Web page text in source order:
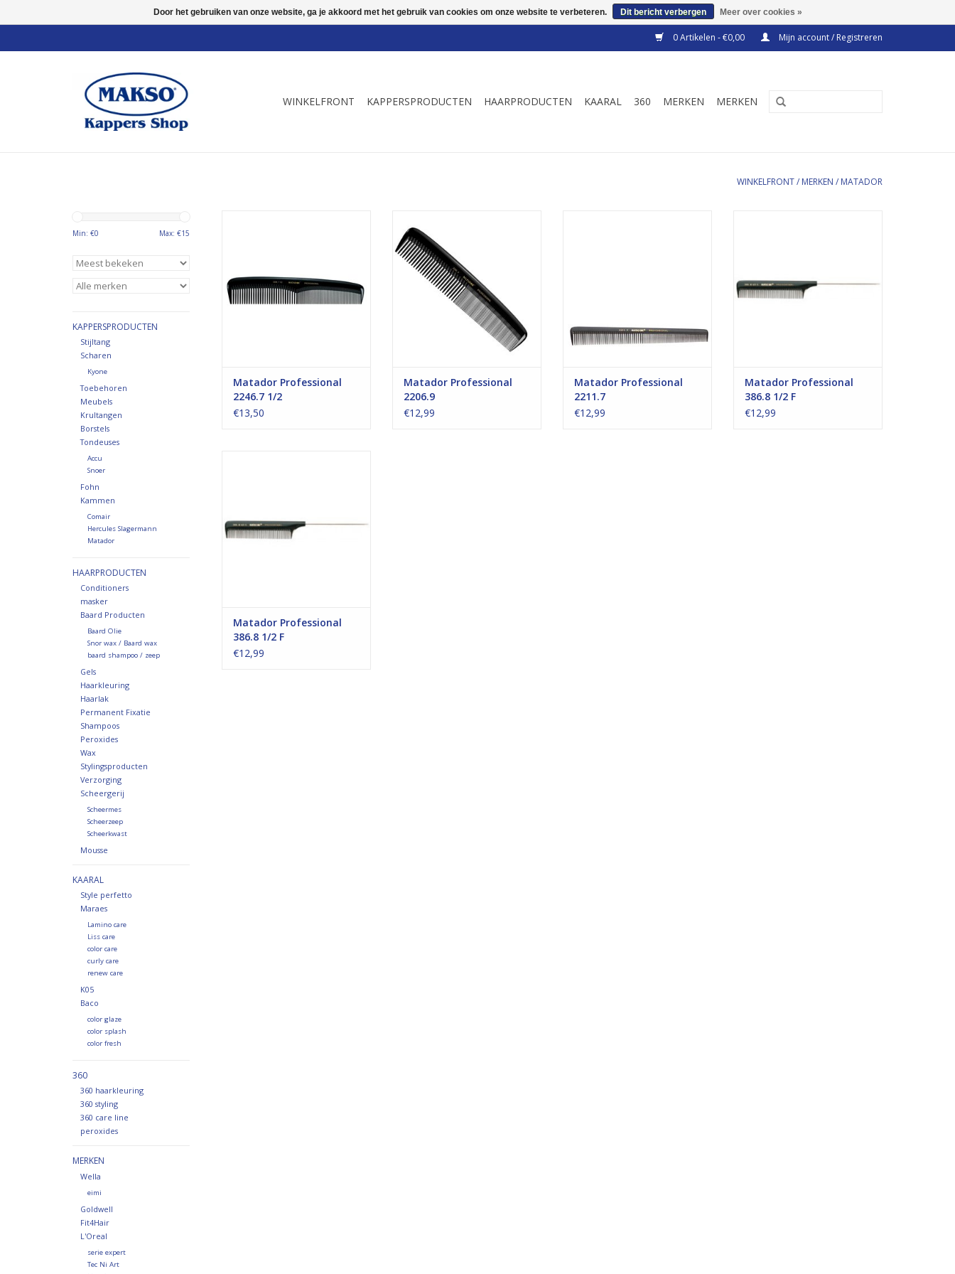
0 Artikelen - €0,00 Mijn account / Registreren
WINKELFRONT KAPPERSPRODUCTEN HAARPRODUCTEN KAARAL 360 MERKEN MERKEN
WINKELFRONT/ MERKEN / MATADOR
Min: €0 Max: €15
KAPPERSPRODUCTEN
Stijltang
Scharen
Kyone
Toebehoren
Meubels
Krultangen
Borstels
Tondeuses
Accu
Snoer
Fohn
Kammen
Comair
Hercules Slagermann
Matador
HAARPRODUCTEN
Conditioners
masker
Baard Producten
Baard Olie
Snor wax / Baard wax
baard shampoo / zeep
Gels
Haarkleuring
Haarlak
Permanent Fixatie
Shampoos
Peroxides
Wax
Stylingsproducten
Verzorging
Scheergerij
Scheermes
Scheerzeep
Scheerkwast
Mousse
KAARAL
Style perfetto
Maraes
Lamino care
Liss care
color care
curly care
renew care
K05
Baco
color glaze
color splash
color fresh
360
360 haarkleuring
360 styling
360 care line
peroxides
MERKEN
Wella
eimi
Goldwell
Fit4Hair
L'Oreal
serie expert
Tec Ni Art
De kammen zijn fijn gepolijst en
hebben afgeronde pinnen.
Matador Professional
2246.7 1/2
€13,50
Ebonieten kapperskammen.
Handmatig vervaardigde
kammen van natuurlijk rubber.
De kammen zijn fijn gepolijst en
hebben afgeronde pinnen.
TOEVOEGEN AAN WINKELWAGEN
Matador Professional
2206.9
€12,99
Matador Professional
2211.7
€12,99
hebben afgeronde pinnen.
Matador Professional
386.8 1/2 F
€12,99
hebben afgeronde pinnen.
Matador Professional
386.8 1/2 F
€12,99
Door het gebruiken van onze website, ga je akkoord met het gebruik van cookies om onze website te verbeteren. Dit bericht verbergen Meer over cookies »